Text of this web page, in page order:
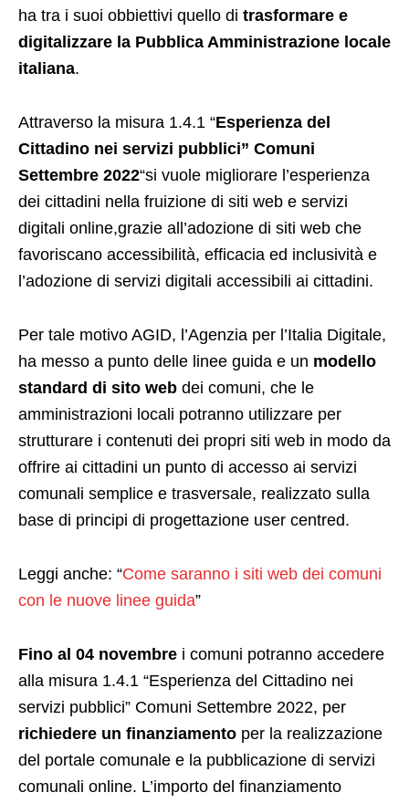
ha tra i suoi obbiettivi quello di trasformare e
digitalizzare la Pubblica Amministrazione locale
italiana.
Attraverso la misura 1.4.1 “Esperienza del
Cittadino nei servizi pubblici” Comuni
Settembre 2022“si vuole migliorare l’esperienza
dei cittadini nella fruizione di siti web e servizi
digitali online,grazie all’adozione di siti web che
favoriscano accessibilità, efficacia ed inclusività e
l’adozione di servizi digitali accessibili ai cittadini.
Per tale motivo AGID, l’Agenzia per l’Italia Digitale,
ha messo a punto delle linee guida e un modello
standard di sito web dei comuni, che le
amministrazioni locali potranno utilizzare per
strutturare i contenuti dei propri siti web in modo da
offrire ai cittadini un punto di accesso ai servizi
comunali semplice e trasversale, realizzato sulla
base di principi di progettazione user centred.
Leggi anche: “Come saranno i siti web dei comuni
con le nuove linee guida”
Fino al 04 novembre i comuni potranno accedere
alla misura 1.4.1 “Esperienza del Cittadino nei
servizi pubblici” Comuni Settembre 2022, per
richiedere un finanziamento per la realizzazione
del portale comunale e la pubblicazione di servizi
comunali online. L’importo del finanziamento